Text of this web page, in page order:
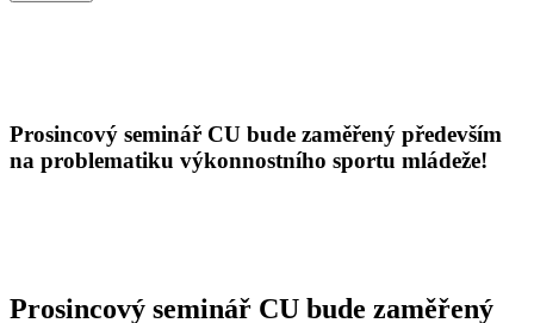
Prosincový seminář CU bude zaměřený především
na problematiku výkonnostního sportu mládeže!
Prosincový seminář CU bude zaměřený